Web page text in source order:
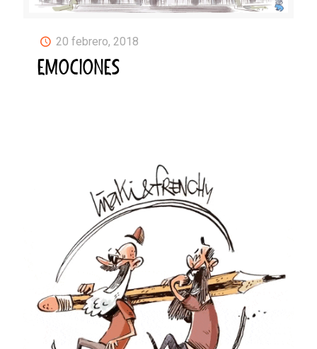
20 febrero, 2018
EMOCIONES